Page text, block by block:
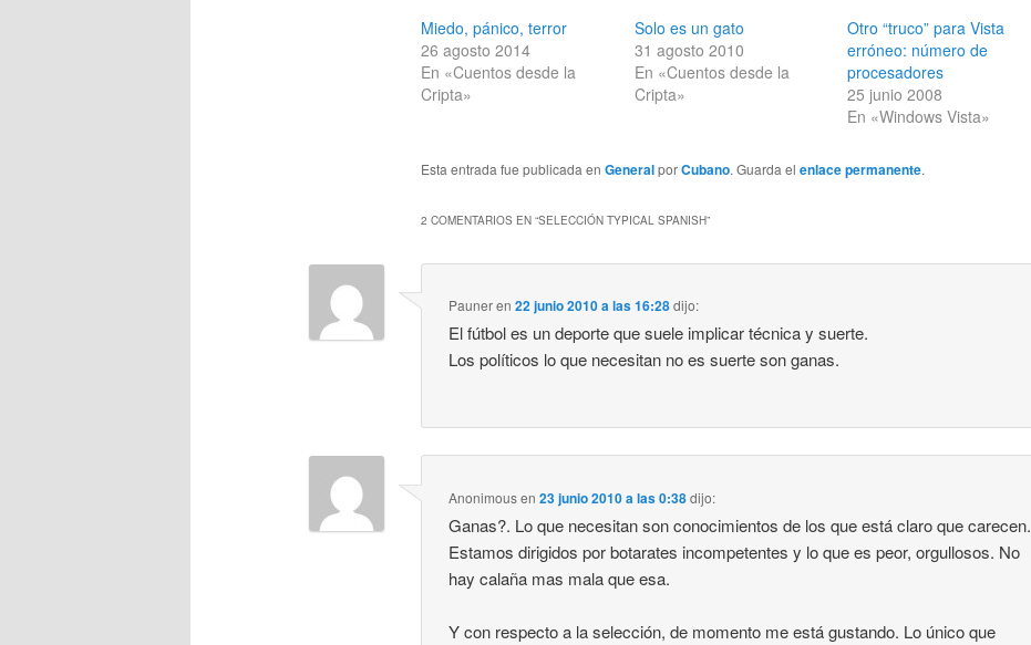
Miedo, pánico, terror
26 agosto 2014
En «Cuentos desde la
Cripta»
Solo es un gato
31 agosto 2010
En «Cuentos desde la
Cripta»
Otro “truco” para Vista
erróneo: número de
procesadores
25 junio 2008
En «Windows Vista»
Esta entrada fue publicada en GeneralporCubano. Guarda el enlace permanente.
2 COMENTARIOS EN “SELECCIÓN TYPICAL SPANISH”
Pauneren22 junio 2010 a las 16:28dijo:
El fútbol es un deporte que suele implicar técnica y suerte.
Los políticos lo que necesitan no es suerte son ganas.
Anonimousen23 junio 2010 a las 0:38dijo:
Ganas?. Lo que necesitan son conocimientos de los que está claro que carecen.
Estamos dirigidos por botarates incompetentes y lo que es peor, orgullosos. No
hay calaña mas mala que esa.
Y con respecto a la selección, de momento me está gustando. Lo único que